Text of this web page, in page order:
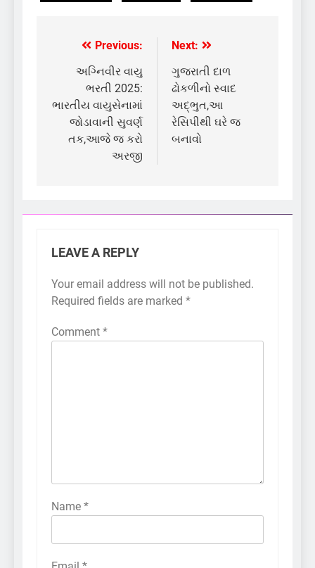
Post
navigation
Previous:
અગ્નિવીર વાયુ
ભરતી 2025:
ભારતીય વાયુસેનામાં
જોડાવાની સુવર્ણ
તક,આજે જ કરો
અરજી
Next:
ગુજરાતી દાળ
ઢોકળીનો સ્વાદ
અદ્ભુત,આ
રેસિપીથી ઘરે જ
બનાવો
LEAVE A REPLY
Your email address will not be published.
Required fields are marked *
Comment *
Name *